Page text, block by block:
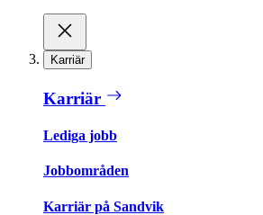
Karriär
Karriär
Lediga jobb
Jobbområden
Karriär på Sandvik